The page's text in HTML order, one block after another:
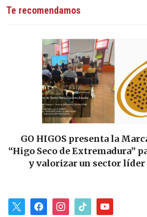
Te recomendamos
GO HIGOS presenta la
“Higo Seco de Extremadura”
y valorizar un sector líder
facebookinstagram
tiktok youtube